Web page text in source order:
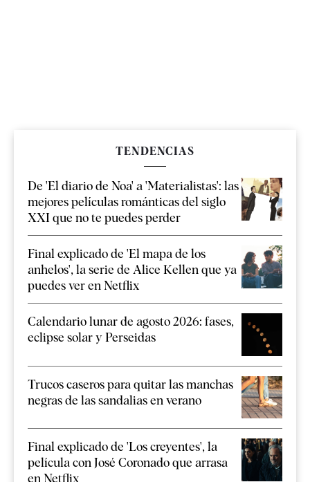
TENDENCIAS
De 'El diario de Noa' a 'Materialistas': las
mejores películas románticas del siglo
XXI que no te puedes perder
Final explicado de 'El mapa de los
anhelos', la serie de Alice Kellen que ya
puedes ver en Netflix
Calendario lunar de agosto 2026: fases,
eclipse solar y Perseidas
Trucos caseros para quitar las manchas
negras de las sandalias en verano
Final explicado de 'Los creyentes', la
película con José Coronado que arrasa
en Netflix